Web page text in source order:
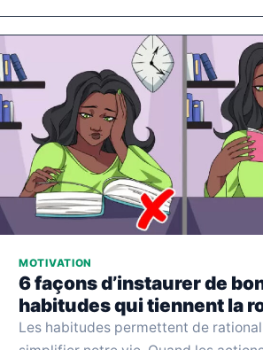
MOTIVATION
6 façons d’instaurer de
habitudes qui tiennent la
Les habitudes permettent de